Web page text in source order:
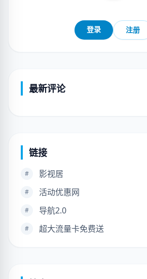
登录 注册
最新评论
链接
# 影视居
# 活动优惠网
# 导航2.0
# 超大流量卡免费送